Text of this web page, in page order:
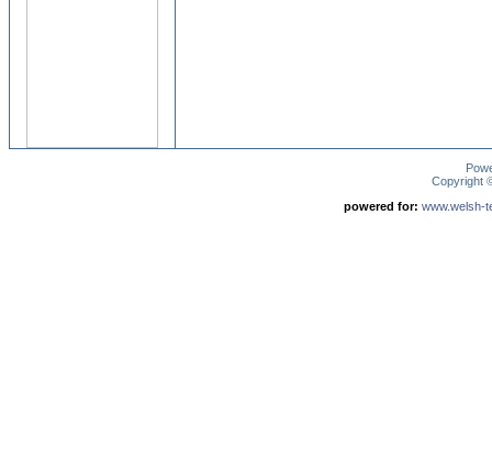
Copyright
powered for: www.welsh-